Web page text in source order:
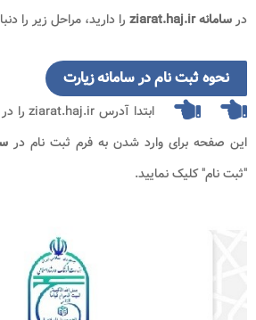
درسامانهziarat.haj.ir را دارید، مراحل زیر را
نحوه ثبت نام در سامانه زیارت
ابتدا آدرس ziarat.haj.irرا
این صفحه برای وارد شدن به فرم ثبت نام در
"ثبت نام" کلیک نمایید.